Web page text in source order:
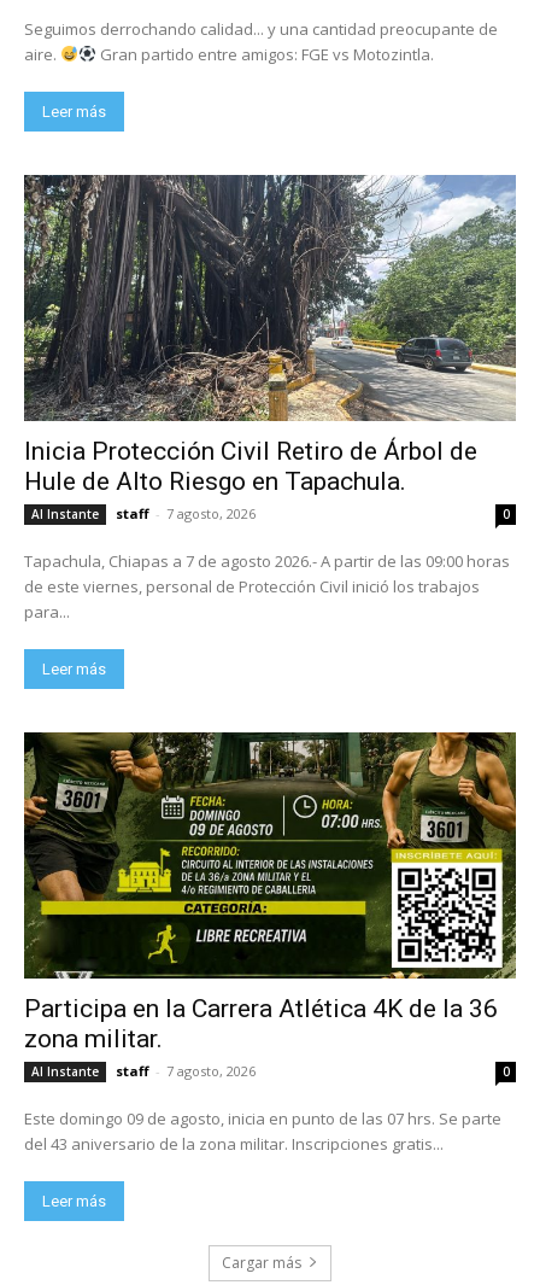
Seguimos derrochando calidad... y una cantidad preocupante de
aire.
Gran partido entre amigos: FGE vs Motozintla.
Leer más
Inicia Protección Civil Retiro de Árbol de
Hule de Alto Riesgo en Tapachula.
Al Instante staff - 7 agosto, 2026 0
Tapachula, Chiapas a 7 de agosto 2026.- A partir de las 09:00 horas
de este viernes, personal de Protección Civil inició los trabajos
para...
Leer más
Participa en la Carrera Atlética 4K de la 36
zona militar.
Al Instante staff - 7 agosto, 2026 0
Este domingo 09 de agosto, inicia en punto de las 07 hrs. Se parte
del 43 aniversario de la zona militar. Inscripciones gratis...
Leer más
Cargar más